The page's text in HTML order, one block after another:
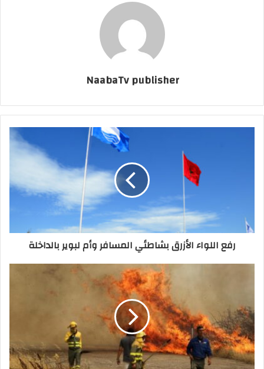
NaabaTv publisher
رفع اللواء الأزرق بشاطئي المسافر وأم لبوير بالداخلة